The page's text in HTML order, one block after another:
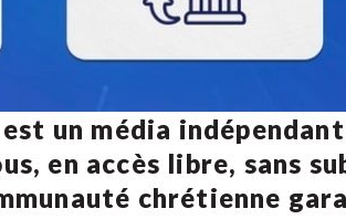
un média
en accès libre, sans
chrétienne